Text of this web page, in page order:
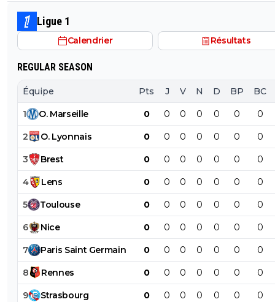
Ligue 1
Calendrier Résultats
REGULAR SEASON
Équipe Pts J V N D BP BC
1 O. Marseille 0 0 0 0 0 0 0
2 O. Lyonnais 0 0 0 0 0 0 0
3 Brest 0 0 0 0 0 0 0
4 Lens 0 0 0 0 0 0 0
5 Toulouse 0 0 0 0 0 0 0
6 Nice 0 0 0 0 0 0 0
7 Paris Saint Germain 0 0 0 0 0 0 0
8 Rennes 0 0 0 0 0 0 0
9 Strasbourg 0 0 0 0 0 0 0